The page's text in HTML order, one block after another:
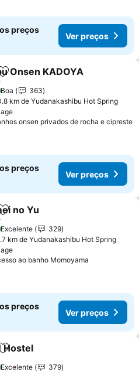
preços
Ver preços
Adicionar aos favoritos
Onsen KADOYA
Boa
363
km de Yudanakashibu Hot Spring
onsen privados de rocha e cipreste
preços
Ver preços
Adicionar aos favoritos
no Yu
Excelente
329
km de Yudanakashibu Hot Spring
ao banho Momoyama
preços
Ver preços
Adicionar aos favoritos
Hostel
Excelente
379